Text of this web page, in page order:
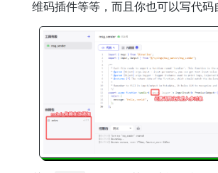
维码插件等等，而且你也可以写代码